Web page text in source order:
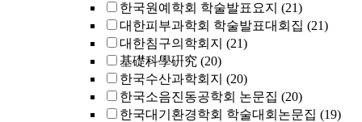
한국원예학회 학술발표요지 (21)
대한피부과학회 학술발표대회집 (21)
대한침구의학회지 (21)
基礎科學硏究 (20)
한국수산과학회지 (20)
한국소음진동공학회 논문집 (20)
한국대기환경학회 학술대회논문집 (19)